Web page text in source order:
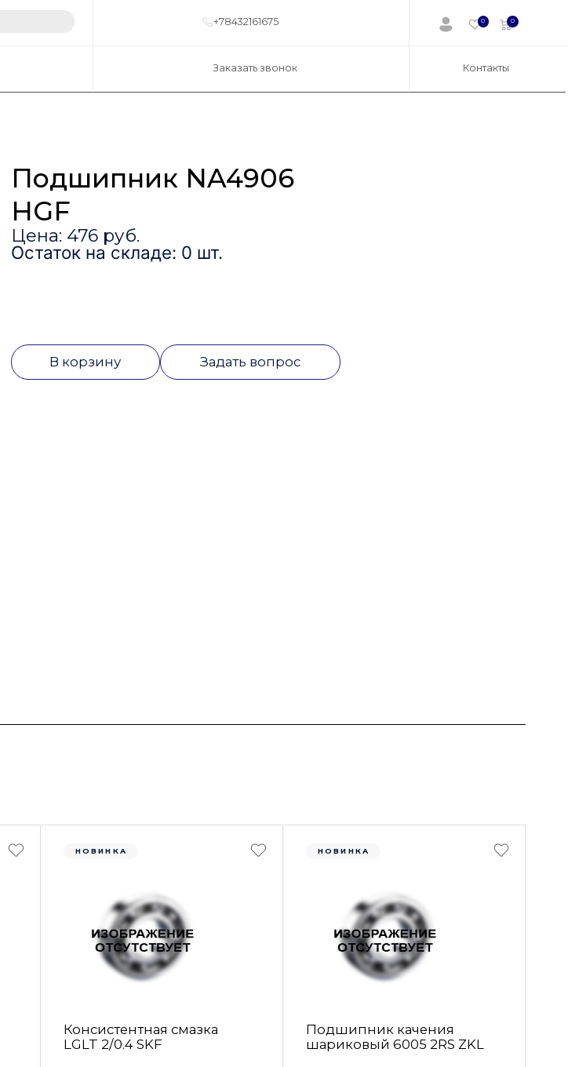
+78432161675 0 0
Заказать звонок Контакты
Подшипник NA4906
HGF
Цена: 476 руб.
Остаток на складе: 0 шт.
В корзину Задать вопрос
НОВИНКА
Консистентная смазка
LGLT 2/0.4 SKF
НОВИНКА
Подшипник качения
шариковый 6005 2RS ZKL